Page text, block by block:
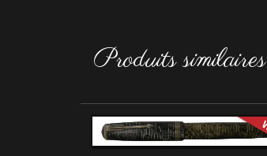
Produits similaires